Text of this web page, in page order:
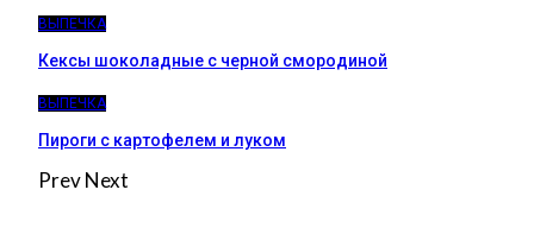
ВЫПЕЧКА
Кексы шоколадные с черной смородиной
ВЫПЕЧКА
Пироги c картофелем и луком
PrevNext